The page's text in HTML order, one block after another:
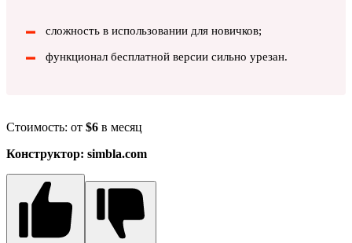
сложность в использовании для новичков;
функционал бесплатной версии сильно урезан.
Стоимость: от $6 в месяц
Конструктор: simbla.com